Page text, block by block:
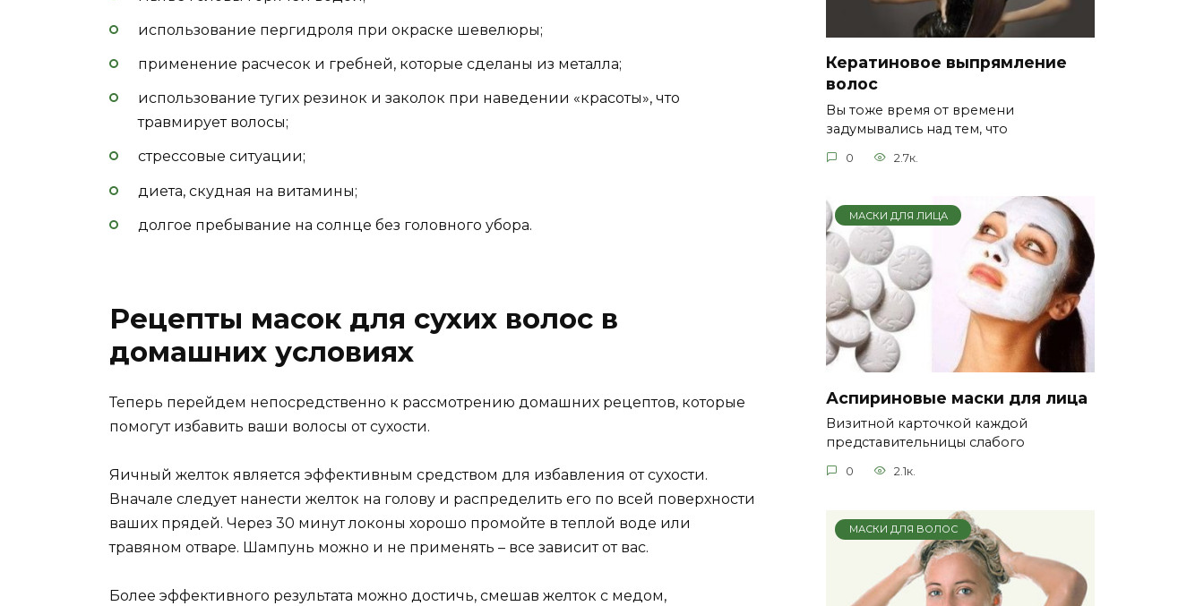
использование пергидроля при окраске шевелюры;
применение расчесок и гребней, которые сделаны из металла;
использование тугих резинок и заколок при наведении «красоты», что
травмирует волосы;
стрессовые ситуации;
диета, скудная на витамины;
долгое пребывание на солнце без головного убора.
Рецепты масок для сухих волос в
домашних условиях
Теперь перейдем непосредственно к рассмотрению домашних рецептов, которые
помогут избавить ваши волосы от сухости.
Яичный желток является эффективным средством для избавления от сухости.
Вначале следует нанести желток на голову и распределить его по всей поверхности
ваших прядей. Через 30 минут локоны хорошо промойте в теплой воде или
травяном отваре. Шампунь можно и не применять – все зависит от вас.
Более эффективного результата можно достичь, смешав желток с медом,
Кератиновое выпрямление
волос
Вы тоже время от времени
задумывались над тем, что
0 2.7к.
МАСКИ ДЛЯ ЛИЦА
Аспириновые маски для лица
Визитной карточкой каждой
представительницы слабого
0 2.1к.
МАСКИ ДЛЯ ВОЛОС